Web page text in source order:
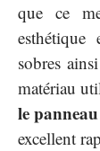
que ce
sobres
matériau
le
excellent